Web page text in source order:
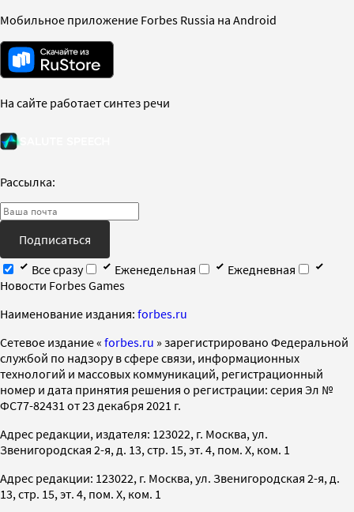
Мобильное приложение Forbes Russia на Android
На сайте работает синтез речи
Рассылка:
Подписаться
Все сразу
Еженедельная
Ежедневная
Новости Forbes Games
Наименование издания: forbes.ru
Cетевое издание « forbes.ru » зарегистрировано Федеральной
службой по надзору в сфере связи, информационных
технологий и массовых коммуникаций, регистрационный
номер и дата принятия решения о регистрации: серия Эл №
ФС77-82431 от 23 декабря 2021 г.
Адрес редакции, издателя: 123022, г. Москва, ул.
Звенигородская 2-я, д. 13, стр. 15, эт. 4, пом. X, ком. 1
Адрес редакции: 123022, г. Москва, ул. Звенигородская 2-я, д.
13, стр. 15, эт. 4, пом. X, ком. 1